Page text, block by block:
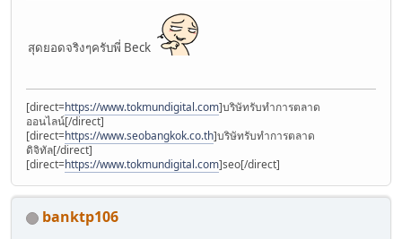
สุดยอดจริงๆครับพี่ Beck
[direct=https://www.tokmundigital.com]บริษัทรับทำการตลาด
ออนไลน์[/direct]
[direct=https://www.seobangkok.co.th]บริษัทรับทำการตลาด
ดิจิทัล[/direct]
[direct=https://www.tokmundigital.com]seo[/direct]
banktp106